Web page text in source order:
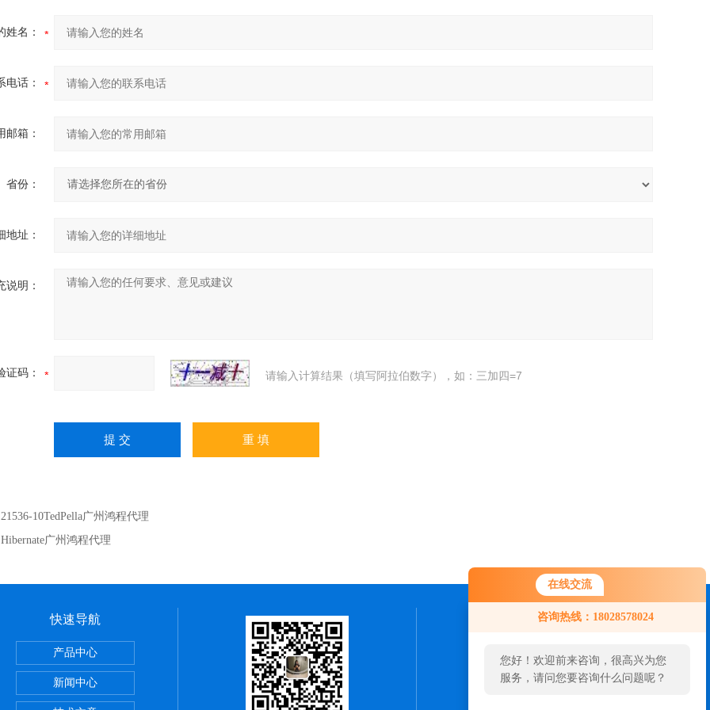
在线交流
咨询热线：18028578024
您好！欢迎前来咨询，很高兴为您
服务，请问您要咨询什么问题呢？
您好，看您停留很久了，是否找到
了需求产品，您可以直接在线与我
姓名：
电话：
邮箱：
省份：
地址：
说明：
证码： 请输入计算结果（填写阿拉伯数字），如：三加四=7
21536-10TedPella广州鸿程代理
Hibernate广州鸿程代理
广州鸿程代理
快速导航
产品中心
新闻中心
联系我们
24小时热线：